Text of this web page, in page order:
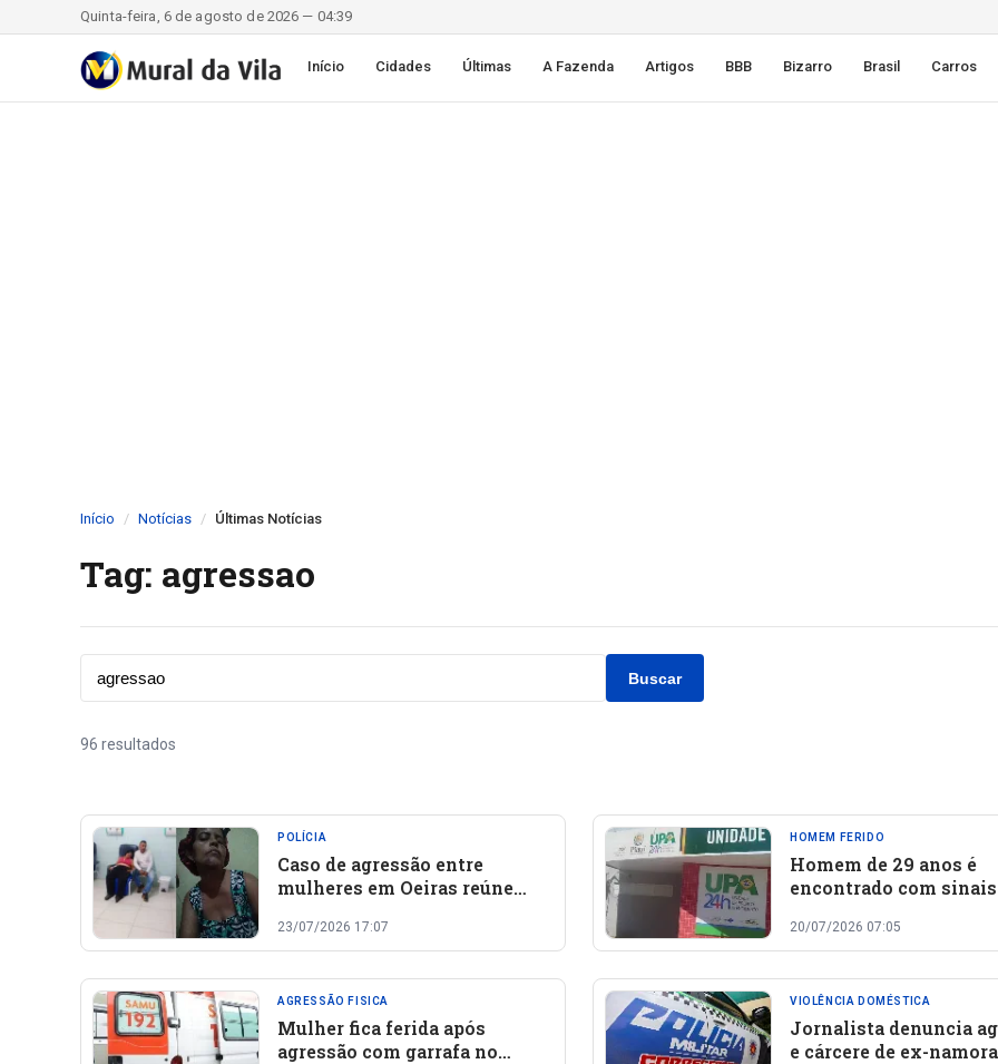
Quinta-feira, 6 de agosto de 2026 — 04:39
Início Cidades Últimas A Fazenda Artigos BBB Bizarro Brasil Carros
Início Notícias Últimas Notícias
Tag: agressao
Buscar
96 resultados
POLÍCIA
Caso de agressão entre
mulheres em Oeiras reúne
envolvidas
23/07/2026 17:07
HOMEM FERIDO
Homem de 29 anos é
encontrado com
do bairro Jureminha,
Oeiras
20/07/2026 07:05
AGRESSÃO FISICA
Mulher fica ferida após
agressão com garrafa no
VIOLÊNCIA DOMÉSTICA
Jornalista denuncia
e cárcere de ex-